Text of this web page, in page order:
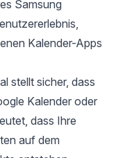
Samsung
Kalender-Apps
stellt sicher, dass
Kalender oder
dass Ihre
auf dem